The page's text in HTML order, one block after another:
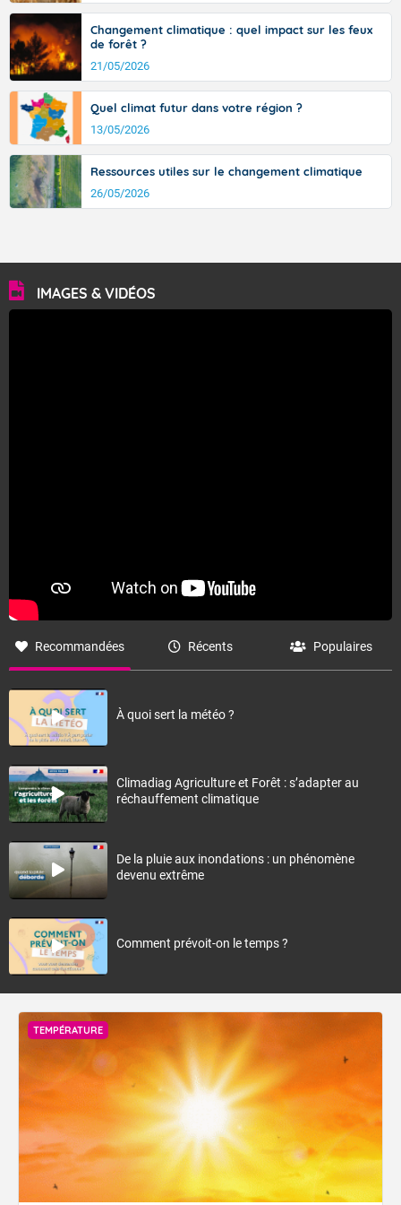
Changement climatique : quel impact sur les feux
de forêt ?
21/05/2026
Quel climat futur dans votre région ?
13/05/2026
Ressources utiles sur le changement climatique
26/05/2026
IMAGES & VIDÉOS
Recommandées Récents Populaires
À quoi sert la météo ?
Climadiag Agriculture et Forêt : s’adapter au
réchauffement climatique
De la pluie aux inondations : un phénomène
devenu extrême
Comment prévoit-on le temps ?
TEMPÉRATURE